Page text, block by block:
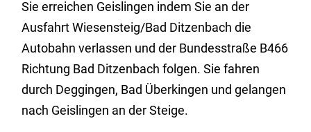
Sie erreichen Geislingen indem Sie an der
Ausfahrt Wiesensteig/Bad Ditzenbach die
Autobahn verlassen und der Bundesstraße B466
Richtung Bad Ditzenbach folgen. Sie fahren
durch Deggingen, Bad Überkingen und gelangen
nach Geislingen an der Steige.